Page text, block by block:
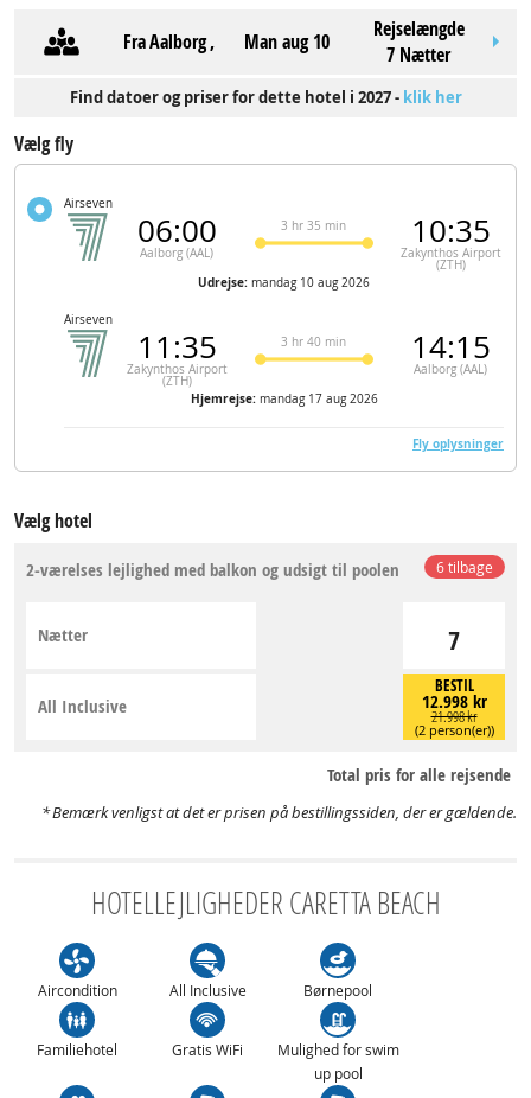
FraAalborg, man aug 10
Rejselængde
7 Nætter
Find datoer og priser for dette hotel i 2027 - klik her
Vælg fly
Airseven
06:00
Aalborg (AAL)
3 hr 35 min 10:35
Zakynthos Airport
(ZTH)
Udrejse: mandag 10 aug 2026
Airseven
11:35
Zakynthos Airport
(ZTH)
3 hr 40 min 14:15
Aalborg (AAL)
Hjemrejse: mandag 17 aug 2026
Fly oplysninger
Vælg hotel
6 tilbage
2-værelses lejlighed med balkon og udsigt til poolen
7
Nætter
BESTIL
12.998 kr
21.998 kr
(2 person(er))
All Inclusive
Total pris for alle rejsende
Bemærk venligst at det er prisen på bestillingssiden, der er gældende.
HOTELLEJLIGHEDER CARETTA BEACH
Aircondition All Inclusive Børnepool
Familiehotel Gratis WiFi
Mulighed for swim
up pool